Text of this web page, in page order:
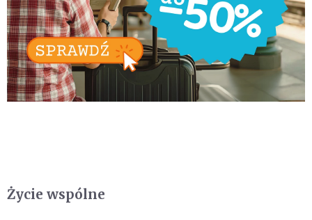
Życie wspólne